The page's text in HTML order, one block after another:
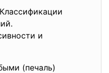
и
(печаль)